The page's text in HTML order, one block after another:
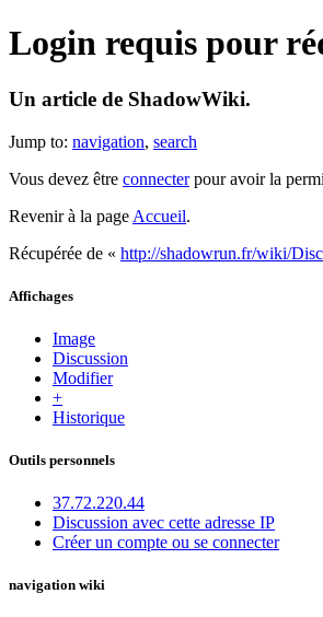
Login requis pour
Un article de ShadowWiki.
Jump to: navigation, search
Vous devez être connecterpour avoir la
Revenir à la page Accueil.
Récupérée de « http://shadowrun.fr/wiki/
Affichages
Image
Discussion
Modifier
+
Historique
Outils personnels
37.72.220.44
Discussion avec cette adresse IP
Créer un compte ou se connecter
navigation wiki